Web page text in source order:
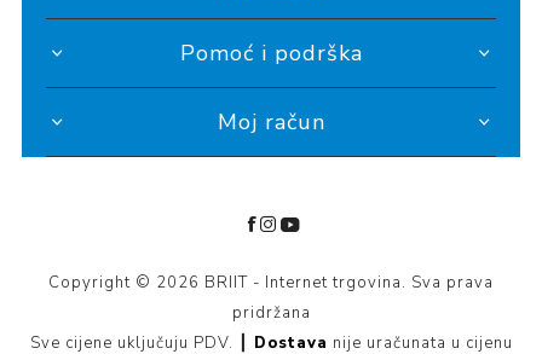
Pomoć i podrška
Moj račun
Copyright © 2026 BRIIT - Internet trgovina. Sva prava
pridržana
Sve cijene uključuju PDV. ┃ Dostava nije uračunata u cijenu